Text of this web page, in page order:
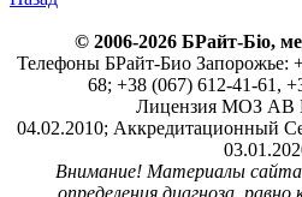
© 2006-2026 БРайт-Біо,
Телефоны БРайт-Био Запорожье:
68; +38 (067) 612-41-61,
Лицензия МОЗ АВ
04.02.2010; Аккредитационный
Внимание! Материалы сайта